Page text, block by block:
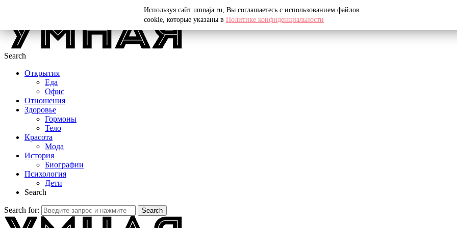
Search
Открытия
Еда
Офис
Отношения
Здоровье
Гормоны
Тело
Красота
Мода
История
Биографии
Психология
Дети
Search
Search for: Search
Используя сайт umnaja.ru, Вы соглашаетесь с использованием файлов
cookie, которые указаны в Политике конфиденциальности